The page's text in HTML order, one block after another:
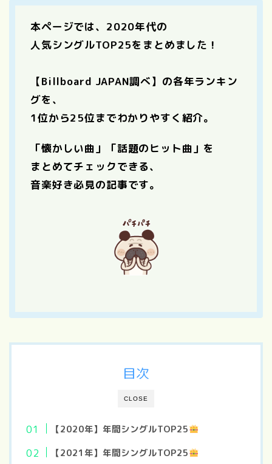
本ページでは、2020年代の
人気シングルTOP25をまとめました！
【Billboard JAPAN調べ】の各年ランキン
グを、
1位から25位までわかりやすく紹介。
「懐かしい曲」「話題のヒット曲」を
まとめてチェックできる、
音楽好き必見の記事です。
CLOSE
目次
【2020年】年間シングルTOP25
【2021年】年間シングルTOP25